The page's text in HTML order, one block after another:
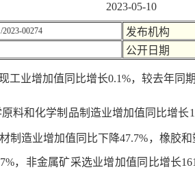
2023-05-10
2023-00274 发布机构
公开日期
工业增加值同比增长0.1%，较去年同
原料和化学制品制造业增加值同比增长
制造业增加值同比下降47.7%，橡胶
，非金属矿采选业增加值同比增长